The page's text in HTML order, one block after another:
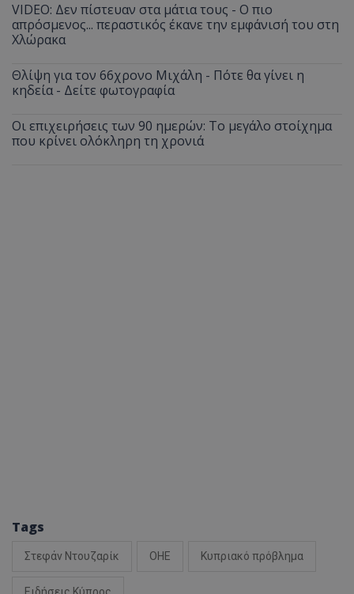
VIDEO: Δεν πίστευαν στα μάτια τους - Ο πιο
απρόσμενος... περαστικός έκανε την εμφάνισή του στη
Χλώρακα
Θλίψη για τον 66χρονο Μιχάλη - Πότε θα γίνει η
κηδεία - Δείτε φωτογραφία
Οι επιχειρήσεις των 90 ημερών: Το μεγάλο στοίχημα
που κρίνει ολόκληρη τη χρονιά
Tags
Στεφάν Ντουζαρίκ ΟΗΕ Κυπριακό πρόβλημα